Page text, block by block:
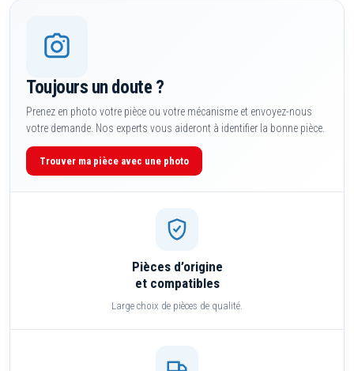
Toujours un doute ?
Prenez en photo votre pièce ou votre mécanisme et envoyez-nous
votre demande. Nos experts vous aideront à identifier la bonne pièce.
Trouver ma pièce avec une photo
Pièces d’origine
et compatibles
Large choix de pièces de qualité.